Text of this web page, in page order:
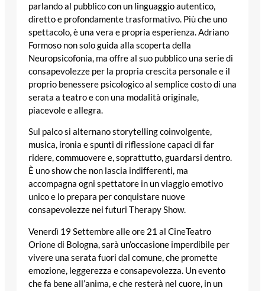
parlando al pubblico con un linguaggio autentico,
diretto e profondamente trasformativo. Più che uno
spettacolo, è una vera e propria esperienza. Adriano
Formoso non solo guida alla scoperta della
Neuropsicofonia, ma offre al suo pubblico una serie di
consapevolezze per la propria crescita personale e il
proprio benessere psicologico al semplice costo di una
serata a teatro e con una modalità originale,
piacevole e allegra.
Sul palco si alternano storytelling coinvolgente,
musica, ironia e spunti di riflessione capaci di far
ridere, commuovere e, soprattutto, guardarsi dentro.
È uno show che non lascia indifferenti, ma
accompagna ogni spettatore in un viaggio emotivo
unico e lo prepara per conquistare nuove
consapevolezze nei futuri Therapy Show.
Venerdì 19 Settembre alle ore 21 al CineTeatro
Orione di Bologna, sarà un’occasione imperdibile per
vivere una serata fuori dal comune, che promette
emozione, leggerezza e consapevolezza. Un evento
che fa bene all’anima, e che resterà nel cuore, in un